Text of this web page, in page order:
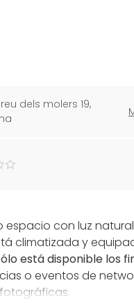
dels molers 19,
espacio con luz
climatizada y
está disponible los
o eventos de